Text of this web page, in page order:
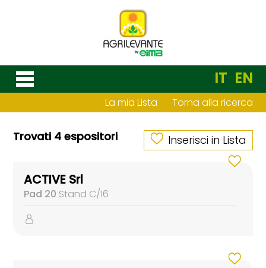
IT EN
La mia Lista Torna alla ricerca
Trovati 4 espositori Inserisci in Lista
ACTIVE Srl
Pad 20 Stand C/16